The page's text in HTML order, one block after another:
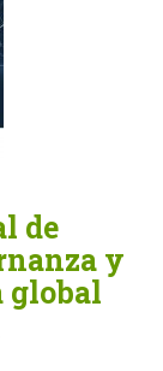
de
y
global